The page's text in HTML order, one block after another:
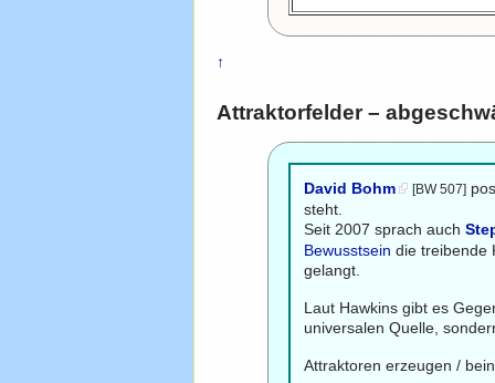
↑
Attraktorfelder –
David Bohm [BW 507]
steht.
Seit 2007 sprach auch
Bewusstsein die treibende
gelangt.
Laut Hawkins gibt es
universalen Quelle,
Attraktoren erzeugen /